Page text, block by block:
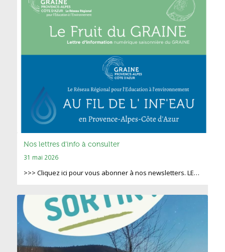
Nos lettres d’info à consulter
31 mai 2026
>>> Cliquez ici pour vous abonner à nos newsletters. LE…